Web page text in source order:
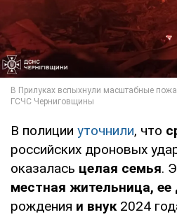
В полиции уточнили, что
российских дроновых
оказалась целая семья.
местная жительница, ее
рождения и внук 2024